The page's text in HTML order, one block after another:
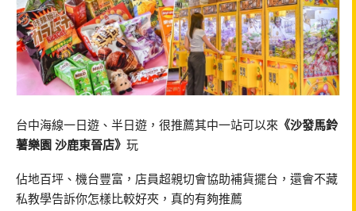
台中海線一日遊、半日遊，很推薦其中一站可以來 《沙發馬鈴
薯樂園 沙鹿東晉店》 玩
佔地百坪、機台豐富，店員超親切會協助補貨擺台，還會不藏
私教學告訴你怎樣比較好夾，真的有夠推薦